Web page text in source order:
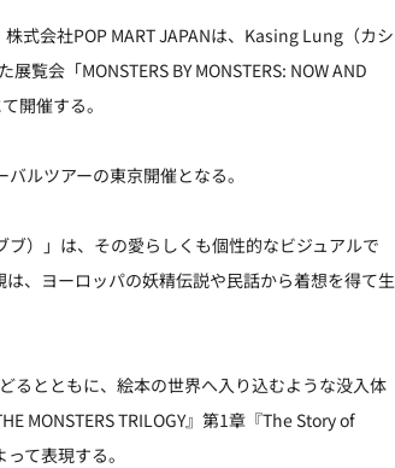
式会社POP MART JAPANは、Kasing Lung（カシ
覧会「MONSTERS BY MONSTERS: NOW AND
開催する。
ルツアーの東京開催となる。
ブ）」は、その愛らしくも個性的なビジュアルで
、ヨーロッパの妖精伝説や民話から着想を得て生
るとともに、絵本の世界へ入り込むような没入体
MONSTERS TRILOGY』第1章『The Story of
て表現する。